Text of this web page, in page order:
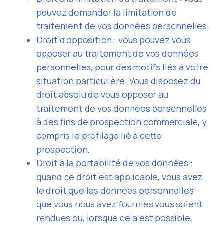
pouvez demander la limitation de
traitement de vos données personnelles.
Droit d’opposition : vous pouvez vous
opposer au traitement de vos données
personnelles, pour des motifs liés à votre
situation particulière. Vous disposez du
droit absolu de vous opposer au
traitement de vos données personnelles
à des fins de prospection commerciale, y
compris le profilage lié à cette
prospection.
Droit à la portabilité de vos données :
quand ce droit est applicable, vous avez
le droit que les données personnelles
que vous nous avez fournies vous soient
rendues ou, lorsque cela est possible,